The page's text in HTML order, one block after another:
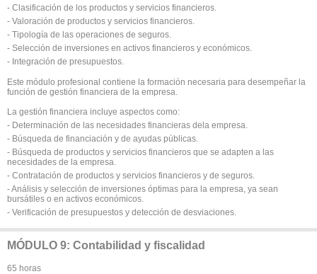
- Clasificación de los productos y servicios financieros.
- Valoración de productos y servicios financieros.
- Tipología de las operaciones de seguros.
- Selección de inversiones en activos financieros y económicos.
- Integración de presupuestos.
Este módulo profesional contiene la formación necesaria para desempeñar la
función de gestión financiera de la empresa.
La gestión financiera incluye aspectos como:
- Determinación de las necesidades financieras dela empresa.
- Búsqueda de financiación y de ayudas públicas.
- Búsqueda de productos y servicios financieros que se adapten a las
necesidades de la empresa.
- Contratación de productos y servicios financieros y de seguros.
- Análisis y selección de inversiones óptimas para la empresa, ya sean
bursátiles o en activos económicos.
- Verificación de presupuestos y detección de desviaciones.
MÓDULO 9: Contabilidad y fiscalidad
65 horas